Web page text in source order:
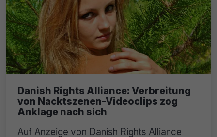
Danish Rights Alliance: Verbreitung
von Nacktszenen-Videoclips zog
Anklage nach sich
Auf Anzeige von Danish Rights Alliance